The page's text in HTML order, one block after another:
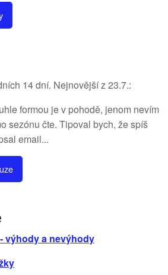
14 dní. Nejnovější z 23.7.:
formou je v pohodě, jenom nevím
sezónu čte. Tipoval bych, že spíš
email...
výhody a nevýhody